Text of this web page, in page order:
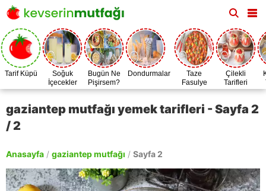
Tarif Küpü
Soğuk
İçecekler
Bugün Ne
Pişirsem?
Dondurmalar
Taze
Fasulye
Zamanı
Çilekli
Tarifleri
gaziantep mutfağı yemek tarifleri - Sayfa 2
/ 2
Anasayfa / gaziantep mutfağı / Sayfa 2